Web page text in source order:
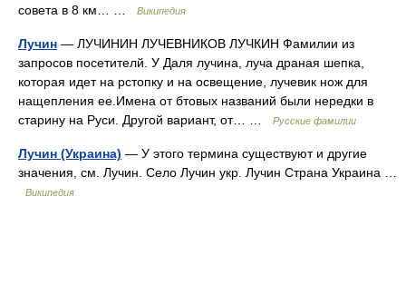
совета в 8 км… …
Википедия
Лучин — ЛУЧИНИН ЛУЧЕВНИКОВ ЛУЧКИН Фамилии из
запросов посетителй. У Даля лучина, луча драная шепка,
которая идет на рстопку и на освещение, лучевик нож для
нащепления ее.Имена от бтовых названий были нередки в
старину на Руси. Другой вариант, от… …
Русские фамилии
Лучин (Украина) — У этого термина существуют и другие
значения, см. Лучин. Село Лучин укр. Лучин Страна Украина …
Википедия